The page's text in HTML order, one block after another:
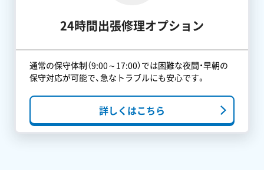
24時間出張修理オプション
通常の保守体制（9:00～17:00）では困難な夜間・早朝の
保守対応が可能で、急なトラブルにも安心です。
詳しくはこちら